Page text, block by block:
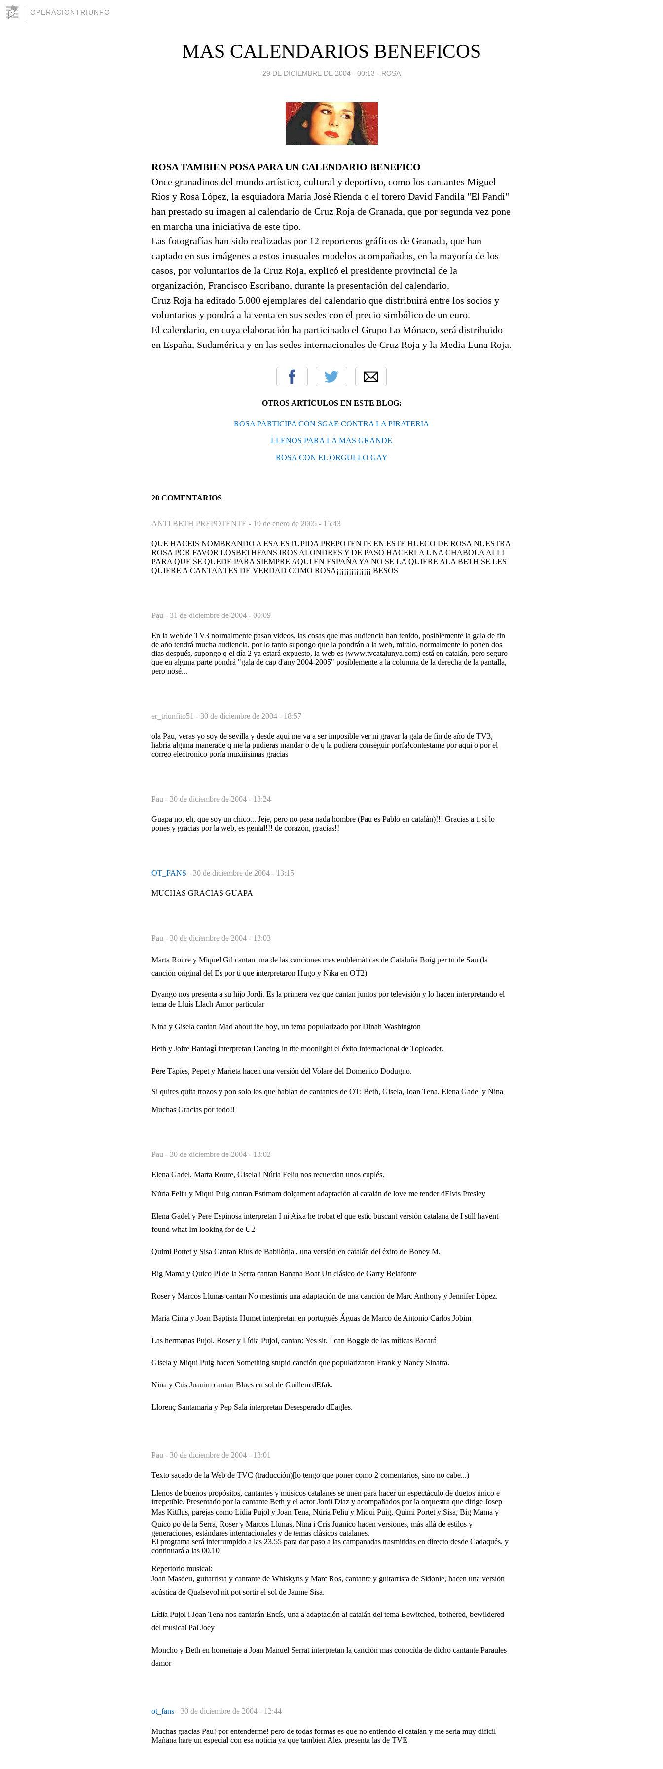
OPERACIONTRIUNFO
MAS CALENDARIOS BENEFICOS
29 DE DICIEMBRE DE 2004 - 00:13 - ROSA
ROSA TAMBIEN POSA PARA UN CALENDARIO BENEFICO
Once granadinos del mundo artístico, cultural y deportivo, como los cantantes Miguel
Ríos y Rosa López, la esquiadora María José Rienda o el torero David Fandila "El Fandi"
han prestado su imagen al calendario de Cruz Roja de Granada, que por segunda vez pone
en marcha una iniciativa de este tipo.
Las fotografías han sido realizadas por 12 reporteros gráficos de Granada, que han
captado en sus imágenes a estos inusuales modelos acompañados, en la mayoría de los
casos, por voluntarios de la Cruz Roja, explicó el presidente provincial de la
organización, Francisco Escribano, durante la presentación del calendario.
Cruz Roja ha editado 5.000 ejemplares del calendario que distribuirá entre los socios y
voluntarios y pondrá a la venta en sus sedes con el precio simbólico de un euro.
El calendario, en cuya elaboración ha participado el Grupo Lo Mónaco, será distribuido
en España, Sudamérica y en las sedes internacionales de Cruz Roja y la Media Luna Roja.
OTROS ARTÍCULOS EN ESTE BLOG:
ROSA PARTICIPA CON SGAE CONTRA LA PIRATERIA
LLENOS PARA LA MAS GRANDE
ROSA CON EL ORGULLO GAY
20 COMENTARIOS
ANTI BETH PREPOTENTE - 19 de enero de 2005 - 15:43
QUE HACEIS NOMBRANDO A ESA ESTUPIDA PREPOTENTE EN ESTE HUECO DE ROSA NUESTRA
ROSA POR FAVOR LOSBETHFANS IROS ALONDRES Y DE PASO HACERLA UNA CHABOLA ALLI
PARA QUE SE QUEDE PARA SIEMPRE AQUI EN ESPAÑA YA NO SE LA QUIERE ALA BETH SE LES
QUIERE A CANTANTES DE VERDAD COMO ROSA¡¡¡¡¡¡¡¡¡¡¡¡¡¡ BESOS
Pau - 31 de diciembre de 2004 - 00:09
En la web de TV3 normalmente pasan videos, las cosas que mas audiencia han tenido, posiblemente la gala de fin
de año tendrá mucha audiencia, por lo tanto supongo que la pondrán a la web, miralo, normalmente lo ponen dos
dias después, supongo q el día 2 ya estará expuesto, la web es (www.tvcatalunya.com) está en catalán, pero seguro
que en alguna parte pondrá "gala de cap d'any 2004-2005" posiblemente a la columna de la derecha de la pantalla,
pero nosé...
er_triunfito51 - 30 de diciembre de 2004 - 18:57
ola Pau, veras yo soy de sevilla y desde aqui me va a ser imposible ver ni gravar la gala de fin de año de TV3,
habria alguna manerade q me la pudieras mandar o de q la pudiera conseguir porfa!contestame por aqui o por el
correo electronico porfa muxiiisimas gracias
Pau - 30 de diciembre de 2004 - 13:24
Guapa no, eh, que soy un chico... Jeje, pero no pasa nada hombre (Pau es Pablo en catalán)!!! Gracias a ti si lo
pones y gracias por la web, es genial!!! de corazón, gracias!!
OT_FANS - 30 de diciembre de 2004 - 13:15
MUCHAS GRACIAS GUAPA
Pau - 30 de diciembre de 2004 - 13:03
Marta Roure y Miquel Gil cantan una de las canciones mas emblemáticas de Cataluña Boig per tu de Sau (la
canción original del Es por ti que interpretaron Hugo y Nika en OT2)
Dyango nos presenta a su hijo Jordi. Es la primera vez que cantan juntos por televisión y lo hacen interpretando el
tema de Lluís Llach Amor particular
Nina y Gisela cantan Mad about the boy, un tema popularizado por Dinah Washington
Beth y Jofre Bardagí interpretan Dancing in the moonlight el éxito internacional de Toploader.
Pere Tàpies, Pepet y Marieta hacen una versión del Volaré del Domenico Dodugno.
Si quires quita trozos y pon solo los que hablan de cantantes de OT: Beth, Gisela, Joan Tena, Elena Gadel y Nina
Muchas Gracias por todo!!
Pau - 30 de diciembre de 2004 - 13:02
Elena Gadel, Marta Roure, Gisela i Núria Feliu nos recuerdan unos cuplés.
Núria Feliu y Miqui Puig cantan Estimam dolçament adaptación al catalán de love me tender dElvis Presley
Elena Gadel y Pere Espinosa interpretan I ni Aixa he trobat el que estic buscant versión catalana de I still havent
found what Im looking for de U2
Quimi Portet y Sisa Cantan Rius de Babilònia , una versión en catalán del éxito de Boney M.
Big Mama y Quico Pi de la Serra cantan Banana Boat Un clásico de Garry Belafonte
Roser y Marcos Llunas cantan No mestimis una adaptación de una canción de Marc Anthony y Jennifer López.
Maria Cinta y Joan Baptista Humet interpretan en portugués Águas de Marco de Antonio Carlos Jobim
Las hermanas Pujol, Roser y Lídia Pujol, cantan: Yes sir, I can Boggie de las míticas Bacará
Gisela y Miqui Puig hacen Something stupid canción que popularizaron Frank y Nancy Sinatra.
Nina y Cris Juanim cantan Blues en sol de Guillem dEfak.
Llorenç Santamaría y Pep Sala interpretan Desesperado dEagles.
Pau - 30 de diciembre de 2004 - 13:01
Texto sacado de la Web de TVC (traducción)[lo tengo que poner como 2 comentarios, sino no cabe...)
Llenos de buenos propósitos, cantantes y músicos catalanes se unen para hacer un espectáculo de duetos único e
irrepetible. Presentado por la cantante Beth y el actor Jordi Díaz y acompañados por la orquestra que dirige Josep
Mas Kitflus, parejas como Lídia Pujol y Joan Tena, Núria Feliu y Miqui Puig, Quimi Portet y Sisa, Big Mama y
Quico po de la Serra, Roser y Marcos Llunas, Nina i Cris Juanico hacen versiones, más allá de estilos y
generaciones, estándares internacionales y de temas clásicos catalanes.
El programa será interrumpido a las 23.55 para dar paso a las campanadas trasmitidas en directo desde Cadaqués, y
continuará a las 00.10
Repertorio musical:
Joan Masdeu, guitarrista y cantante de Whiskyns y Marc Ros, cantante y guitarrista de Sidonie, hacen una versión
acústica de Qualsevol nit pot sortir el sol de Jaume Sisa.
Lídia Pujol i Joan Tena nos cantarán Encís, una a adaptación al catalán del tema Bewitched, bothered, bewildered
del musical Pal Joey
Moncho y Beth en homenaje a Joan Manuel Serrat interpretan la canción mas conocida de dicho cantante Paraules
damor
ot_fans - 30 de diciembre de 2004 - 12:44
Muchas gracias Pau! por entenderme! pero de todas formas es que no entiendo el catalan y me seria muy dificil
Mañana hare un especial con esa noticia ya que tambien Alex presenta las de TVE